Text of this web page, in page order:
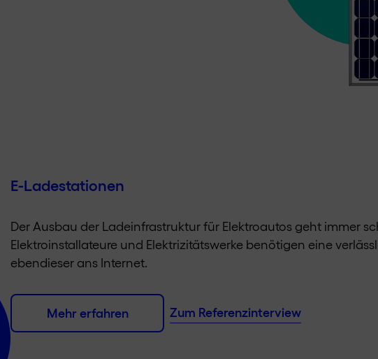
E-Ladestationen
Der Ausbau der Ladeinfrastruktur für Elektroautos geht immer
Elektroinstallateure und Elektrizitätswerke benötigen eine
ebendieser ans Internet.
Mehr erfahren Zum Referenzinterview